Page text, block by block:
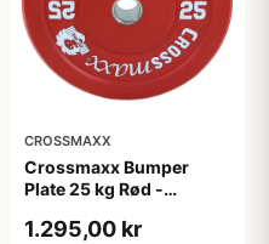
CROSSMAXX
Crossmaxx Bumper
Plate 25 kg Rød -
cm, 50 mm hul
1.295,00 kr